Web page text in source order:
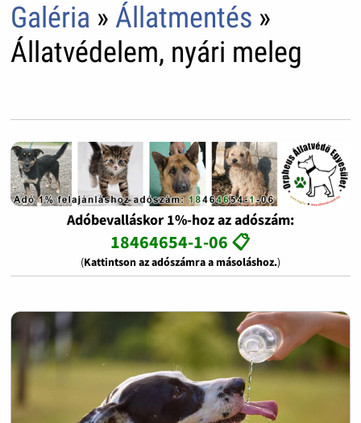
Galéria » Állatmentés »
Állatvédelem, nyári meleg
Adóbevalláskor 1%-hoz az adószám:
18464654-1-06 📋
(Kattintson az adószámra a másoláshoz.)